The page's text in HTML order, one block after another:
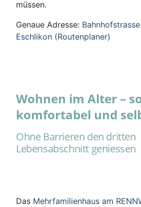
müssen.
Genaue Adresse:
Eschlikon (Routenplaner)
Wohnen im Alter –
komfortabel und
Ohne Barrieren den dritten
Lebensabschnitt geniessen
Das Mehrfamilienhaus am